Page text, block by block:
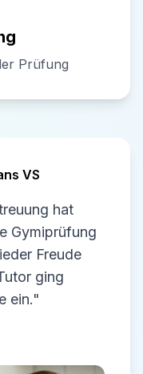
Prüfung
VS
hat
Gymiprüfung
Freude
ging
ein."